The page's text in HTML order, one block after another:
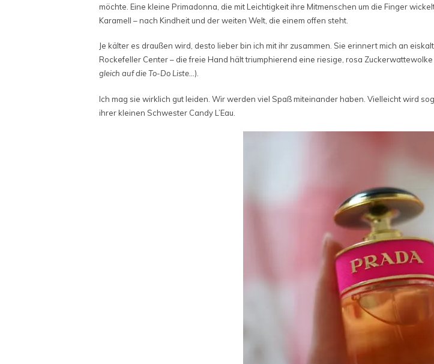
möchte. Eine kleine Primadonna, die mit Leichtigkeit ihre Mitmenschen um die Finger
Karamell – nach Kindheit und der weiten Welt, die einem offen steht.
Je kälter es draußen wird, desto lieber bin ich mit ihr zusammen. Sie erinnert mich an
Rockefeller Center – die freie Hand hält triumphierend eine riesige, rosa
gleich auf die To-Do Liste… ).
Ich mag sie wirklich gut leiden. Wir werden viel Spaß miteinander haben. Vielleicht wird
ihrer kleinen Schwester Candy L’Eau.